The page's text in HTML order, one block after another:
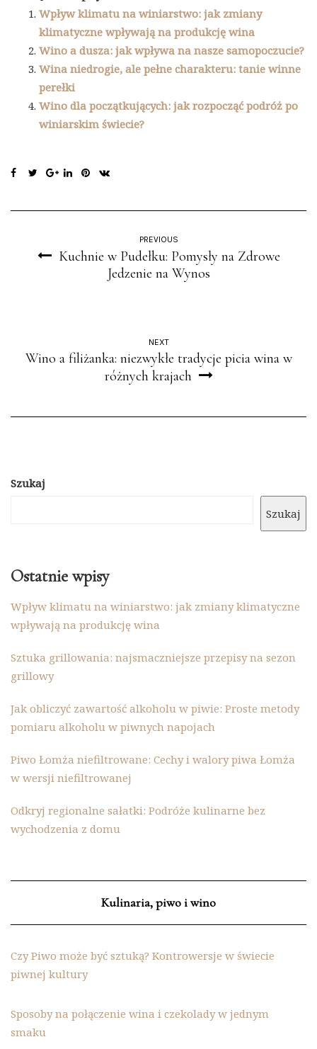
Wpływ klimatu na winiarstwo: jak zmiany
klimatyczne wpływają na produkcję wina
Wino a dusza: jak wpływa na nasze samopoczucie?
Wina niedrogie, ale pełne charakteru: tanie winne
perełki
Wino dla początkujących: jak rozpocząć podróż po
winiarskim świecie?
PREVIOUS
Kuchnie w Pudełku: Pomysły na Zdrowe
Jedzenie na Wynos
NEXT
Wino a filiżanka: niezwykłe tradycje picia wina w
różnych krajach
Szukaj
Szukaj
Ostatnie wpisy
Wpływ klimatu na winiarstwo: jak zmiany klimatyczne
wpływają na produkcję wina
Sztuka grillowania: najsmaczniejsze przepisy na sezon
grillowy
Jak obliczyć zawartość alkoholu w piwie: Proste metody
pomiaru alkoholu w piwnych napojach
Piwo Łomża niefiltrowane: Cechy i walory piwa Łomża
w wersji niefiltrowanej
Odkryj regionalne sałatki: Podróże kulinarne bez
wychodzenia z domu
Kulinaria, piwo i wino
Czy Piwo może być sztuką? Kontrowersje w świecie
piwnej kultury
Sposoby na połączenie wina i czekolady w jednym
smaku